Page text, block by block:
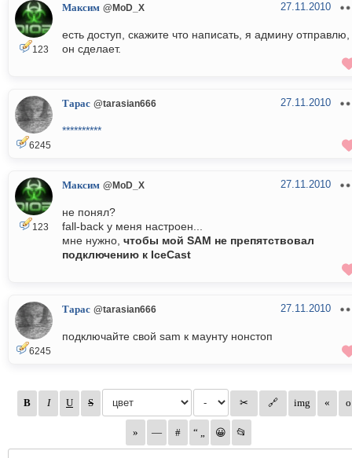
123
Максим @MoD_X 27.11.2010
есть доступ, скажите что написать, я админу отправлю,
он сделает.
6245
Тарас @tarasian666 27.11.2010
**********
123
Максим @MoD_X 27.11.2010
не понял?
fall-back у меня настроен...
мне нужно, чтобы мой SAM не препятствовал
подключению к IceCast
6245
Тарас @tarasian666 27.11.2010
подключайте свой sam к маунту нонстоп